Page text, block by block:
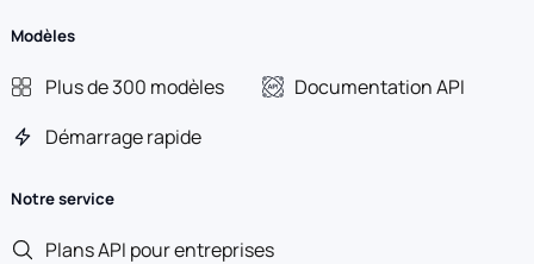
Modèles
Plus de 300 modèles
Documentation API
Démarrage rapide
Notre service
Plans API pour entreprises